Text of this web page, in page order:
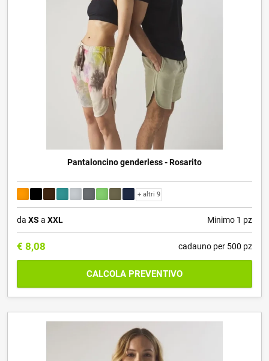
Pantaloncino genderless - Rosarito
+ altri 9
da XS a XXL Minimo 1 pz
€ 8,08 cadauno per 500 pz
CALCOLA PREVENTIVO